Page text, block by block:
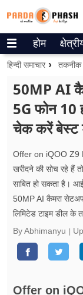
Trending on
वेब स्टोरीज
उत्तर प्रदेश
गैलरी
वीडियो
रिलेशनशिप
जीवन मंत्रा
होम
हिन्दी समाचार तकनीक
50MP AI
5G फोन 10
चेक करें बेस्ट
Offer on iQOO Z9
खरीदने की सोच रहे हैं
साबित हो सकता है।
50MP AI कैमरा
लिमिटेड टाइम डील के
By Abhimanyu
Offer on